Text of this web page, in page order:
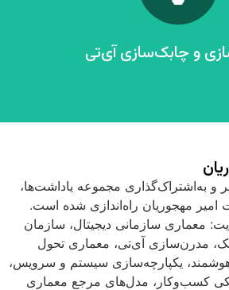
و چابک‌سازی آی‌تی
تشکیلات و مدل عملیاتی آی‌تی برای عصر
دیجیتال
درخواست خدمات
به‌اشتراک‌گذاری مجموعه یاداشت‌ها،
امیر مهجوریان راه‌اندازی شده است.
معماری سازمانی دیجیتال، سازمان
مدرن‌سازی آی‌تی، معماری تحول
یکپارچه‌سازی سیستم و سرویس،
کسب‌وکار، مدل‌های مرجع معماری